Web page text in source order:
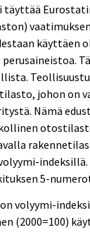
täyttää
käyttäen
johon on
Nämä
indeksillä.
5-
volyymi-
(2000=100)